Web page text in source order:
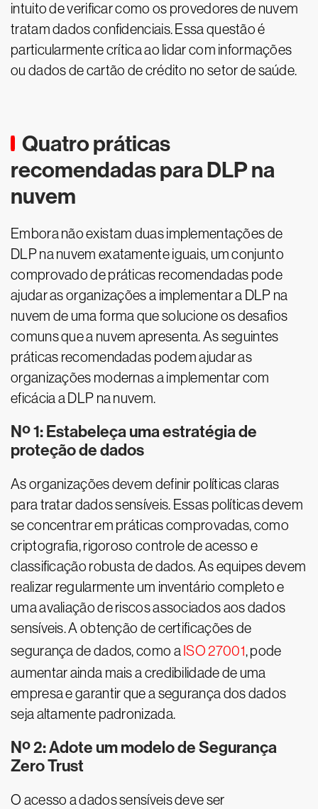
intuito de verificar como os provedores de nuvem
tratam dados confidenciais. Essa questão é
particularmente crítica ao lidar com informações
ou dados de cartão de crédito no setor de saúde.
Quatro práticas
recomendadas para DLP na
nuvem
Embora não existam duas implementações de
DLP na nuvem exatamente iguais, um conjunto
comprovado de práticas recomendadas pode
ajudar as organizações a implementar a DLP na
nuvem de uma forma que solucione os desafios
comuns que a nuvem apresenta. As seguintes
práticas recomendadas podem ajudar as
organizações modernas a implementar com
eficácia a DLP na nuvem.
Nº 1: Estabeleça uma estratégia de
proteção de dados
As organizações devem definir políticas claras
para tratar dados sensíveis. Essas políticas devem
se concentrar em práticas comprovadas, como
criptografia, rigoroso controle de acesso e
classificação robusta de dados. As equipes devem
realizar regularmente um inventário completo e
uma avaliação de riscos associados aos dados
sensíveis. A obtenção de certificações de
segurança de dados, como a ISO 27001, pode
aumentar ainda mais a credibilidade de uma
empresa e garantir que a segurança dos dados
seja altamente padronizada.
Nº 2: Adote um modelo de Segurança
Zero Trust
O acesso a dados sensíveis deve ser